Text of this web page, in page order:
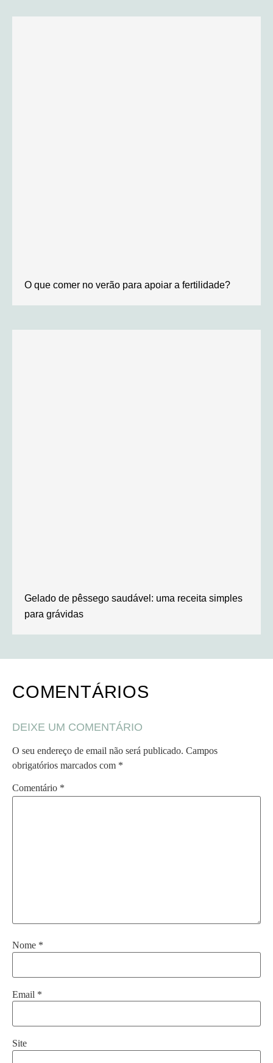
O que comer no verão para apoiar a fertilidade?
Gelado de pêssego saudável: uma receita simples
para grávidas
COMENTÁRIOS
DEIXE UM COMENTÁRIO
O seu endereço de email não será publicado. Campos
obrigatórios marcados com *
Comentário *
Nome *
Email *
Site